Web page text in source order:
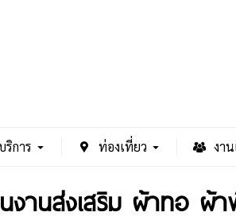
ริการ ท่องเที่ยว งา
งานส่งเสริม ผ้าทอ